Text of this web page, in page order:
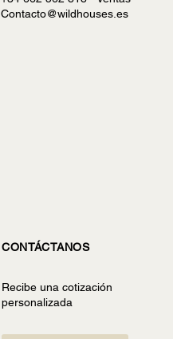
Contacto@wildhouses.es
CONTÁCTANOS
Recibe una cotización
personalizada